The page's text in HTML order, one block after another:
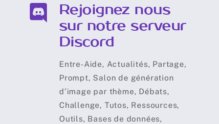
Rejoignez nous
sur notre serveur
Discord
Entre-Aide, Actualités, Partage,
Prompt, Salon de génération
d’image par thème, Débats,
Challenge, Tutos, Ressources,
Outils, Bases de données,